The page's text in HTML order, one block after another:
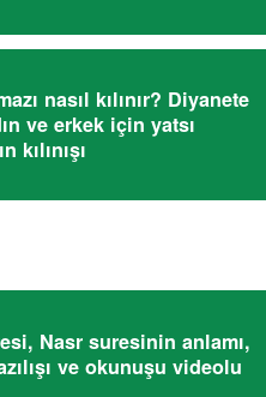
nasıl kılınır? Diyanete
ve erkek için yatsı
kılınışı
Nasr suresinin anlamı,
ve okunuşu videolu